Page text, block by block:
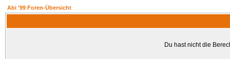
Abi '99 Foren-Übersicht
Du hast nicht die